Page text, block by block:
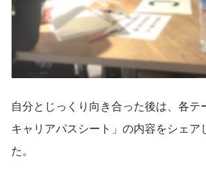
自分とじっくり向き合った後は、各テ
キャリアパスシート」の内容をシェア
た。